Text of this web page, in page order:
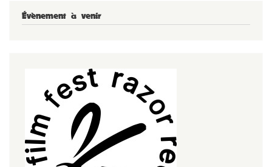
Évènement à venir